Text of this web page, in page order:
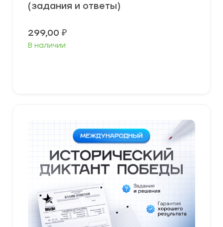
(задания и ответы)
299,00 ₽
В наличии